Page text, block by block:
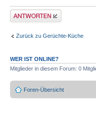
Antwort erstellen
Zurück zu Gerüchte-Küche
WER IST ONLINE?
Mitglieder in diesem Forum: 0
Foren-Übersicht